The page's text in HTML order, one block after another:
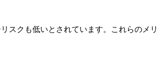
スクも低いとされています。これらのメリ